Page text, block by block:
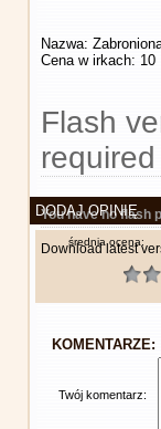
Nazwa:
Cena w irkach: 10
Flash
required
You have no flash
Download latest
DODAJ OPINIĘ
średnia ocena:
KOMENTARZE:
Twój komentarz: